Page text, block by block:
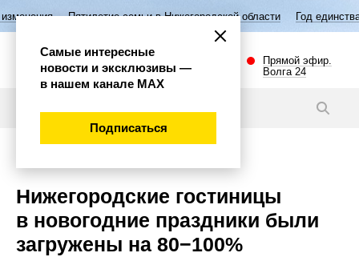
Пятилетие семьи в Нижегородской области Год единства народов
Прямой эфир.
Волга 24
Нижегородские гостиницы
в новогодние праздники были
загружены на 80−100%
Самые интересные
новости и эксклюзивы —
в нашем канале МАХ
Подписаться